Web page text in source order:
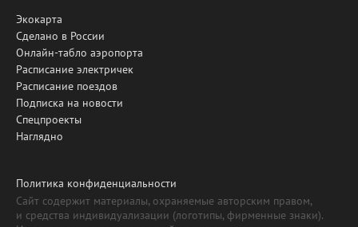
Экокарта
Сделано в России
Онлайн-табло аэропорта
Расписание электричек
Расписание поездов
Подписка на новости
Спецпроекты
Наглядно
Политика конфиденциальности
Сайт содержит материалы, охраняемые авторским правом,
и средства индивидуализации (логотипы, фирменные знаки).